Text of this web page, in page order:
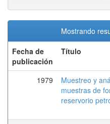
Mostrando
Fecha de
publicación
Título
1979
Muestreo y
muestras de
reservorio